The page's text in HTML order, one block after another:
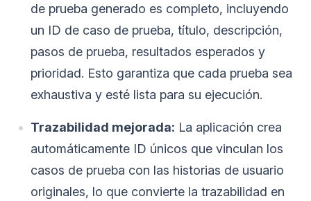
de prueba generado es completo, incluyendo
un ID de caso de prueba, título, descripción,
pasos de prueba, resultados esperados y
prioridad. Esto garantiza que cada prueba sea
exhaustiva y esté lista para su ejecución.
Trazabilidad mejorada: La aplicación crea
automáticamente ID únicos que vinculan los
casos de prueba con las historias de usuario
originales, lo que convierte la trazabilidad en